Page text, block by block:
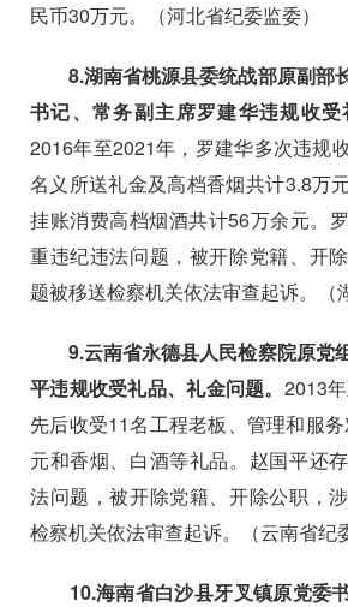
民币30万元。（河北省纪委监委）
8.湖南省桃源县委统战部原副部
书记、常务副主席罗建华违规收受
2016年至2021年，罗建华多次违规
名义所送礼金及高档香烟共计3.8万
挂账消费高档烟酒共计56万余元。
重违纪违法问题，被开除党籍、开
题被移送检察机关依法审查起诉。（
9.云南省永德县人民检察院原党
平违规收受礼品、礼金问题。 2013
先后收受11名工程老板、管理和服
元和香烟、白酒等礼品。赵国平还
法问题，被开除党籍、开除公职，
检察机关依法审查起诉。（云南省纪
10.海南省白沙县牙叉镇原党委